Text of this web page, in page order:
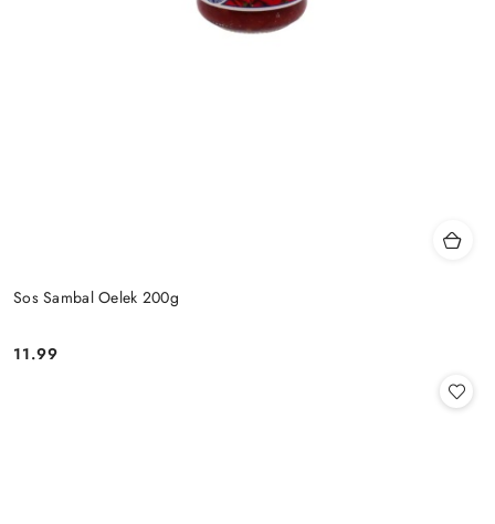
Sos Sambal Oelek 200g
Cena:
11.99